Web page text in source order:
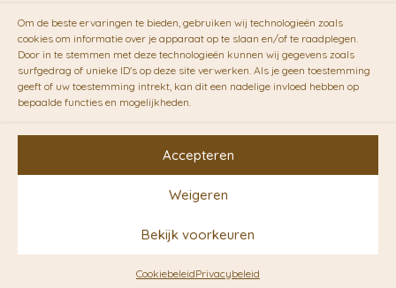
Om de beste ervaringen te bieden, gebruiken wij technologieën zoals
cookies om informatie over je apparaat op te slaan en/of te raadplegen.
Door in te stemmen met deze technologieën kunnen wij gegevens zoals
surfgedrag of unieke ID's op deze site verwerken. Als je geen toestemming
geeft of uw toestemming intrekt, kan dit een nadelige invloed hebben op
bepaalde functies en mogelijkheden.
Accepteren
Weigeren
Bekijk voorkeuren
CookiebeleidPrivacybeleid
RADIJS werkt samen met de duurzame bezorgdienst
vanFietskoeriers.nl. Pakketten (mits voorradig) voor
10.00 uur besteld op een doordeweekse dag,
bezorgen zij soms nog op dezelfde dag in de
avonduren! Brievenbuspakjes de volgende dag. En
waar mogelijk ook echt op de fiets!!
Conceptstore | Designed by
Ontwerpunie